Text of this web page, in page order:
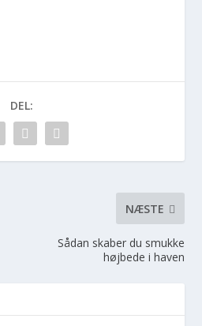
DEL:
NÆSTE
Sådan skaber du smukke
højbede i haven